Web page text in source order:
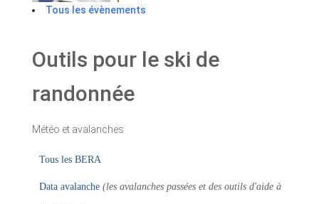
Tous les évènements
Outils pour le ski de
randonnée
Météo et avalanches
Tous les BERA
Data avalanche (les avalanches passées et des outils d'aide à